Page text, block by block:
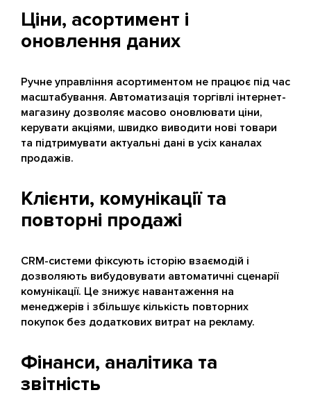
Ціни, асортимент і
оновлення даних
Ручне управління асортиментом не працює під час
масштабування. Автоматизація торгівлі інтернет-
магазину дозволяє масово оновлювати ціни,
керувати акціями, швидко виводити нові товари
та підтримувати актуальні дані в усіх каналах
продажів.
Клієнти, комунікації та
повторні продажі
CRM-системи фіксують історію взаємодій і
дозволяють вибудовувати автоматичні сценарії
комунікації. Це знижує навантаження на
менеджерів і збільшує кількість повторних
покупок без додаткових витрат на рекламу.
Фінанси, аналітика та
звітність